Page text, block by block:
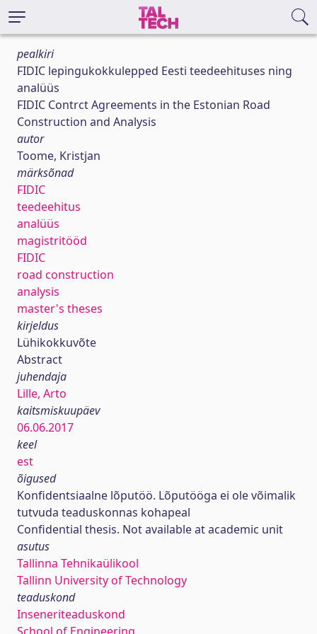
pealkiri
FIDIC lepingukokkulepped Eesti teedeehituses ning
analüüs
FIDIC Contrct Agreements in the Estonian Road
Construction and Analysis
autor
Toome, Kristjan
märksõnad
FIDIC
teedeehitus
analüüs
magistritööd
FIDIC
road construction
analysis
master's theses
kirjeldus
Lühikokkuvõte
Abstract
juhendaja
Lille, Arto
kaitsmiskuupäev
06.06.2017
keel
est
õigused
Konfidentsiaalne lõputöö. Lõputööga ei ole võimalik
tutvuda teaduskonnas kohapeal
Confidential thesis. Not available at academic unit
asutus
Tallinna Tehnikaülikool
Tallinn University of Technology
teaduskond
Inseneriteaduskond